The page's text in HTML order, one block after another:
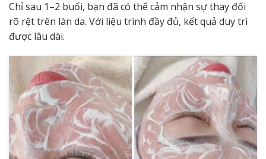
Chỉ sau 1–2 buổi, bạn đã có thể cảm nhận sự thay đổi
rõ rệt trên làn da. Với liệu trình đầy đủ, kết quả duy trì
được lâu dài.